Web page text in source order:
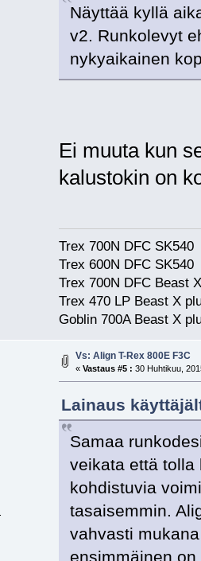
Näyttää kyllä
v2. Runkolevyt
nykyaikainen
Ei muuta kun
kalustokin on
Trex 700N DFC SK540
Trex 600N DFC SK540
Trex 700N DFC Beast
Trex 470 LP Beast X
Goblin 700A Beast X
Vs: Align T-Rex 800E F3C
« Vastaus #5 : 30 Huhtikuu,
Lainaus
Samaa
veikata että tolla
kohdistuvia
tasaisemmin.
vahvasti
ensimmäinen